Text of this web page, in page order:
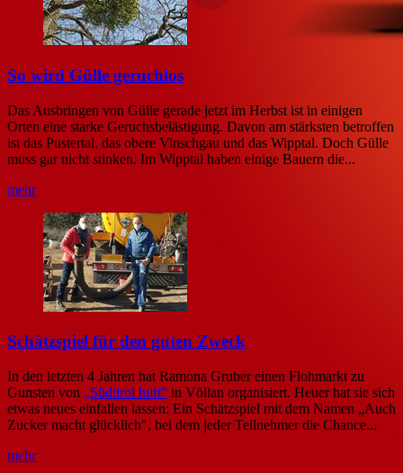
So wird Gülle geruchlos
Das Ausbringen von Gülle gerade jetzt im Herbst ist in einigen
Orten eine starke Geruchsbelästigung. Davon am stärksten betroffen
ist das Pustertal, das obere Vinschgau und das Wipptal. Doch Gülle
muss gar nicht stinken. Im Wipptal haben einige Bauern die...
mehr
Schätzspiel für den guten Zweck
In den letzten 4 Jahren hat Ramona Gruber einen Flohmarkt zu
Gunsten von „Südtirol hilft" in Völlan organisiert. Heuer hat sie sich
etwas neues einfallen lassen: Ein Schätzspiel mit dem Namen „Auch
Zucker macht glücklich", bei dem jeder Teilnehmer die Chance...
mehr